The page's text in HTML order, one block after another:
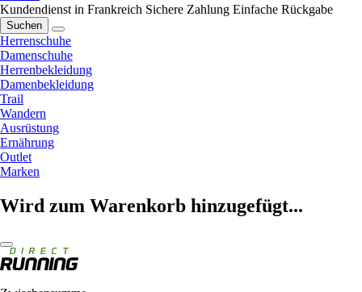
Kundendienst in Frankreich Sichere Zahlung Einfache Rückgabe
Suchen
Herrenschuhe
Damenschuhe
Herrenbekleidung
Damenbekleidung
Trail
Wandern
Ausrüstung
Ernährung
Outlet
Marken
Wird zum Warenkorb hinzugefügt...